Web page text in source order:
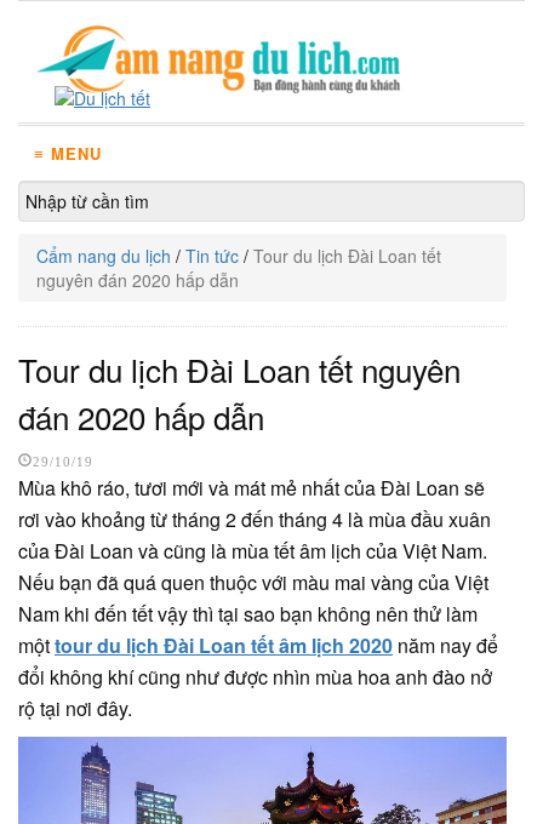
≡ MENU
Cẩm nang du lịch / Tin tức / Tour du lịch Đài Loan tết
nguyên đán 2020 hấp dẫn
Tour du lịch Đài Loan tết nguyên
đán 2020 hấp dẫn
29/10/19
Mùa khô ráo, tươi mới và mát mẻ nhất của Đài Loan sẽ
rơi vào khoảng từ tháng 2 đến tháng 4 là mùa đầu xuân
của Đài Loan và cũng là mùa tết âm lịch của Việt Nam.
Nếu bạn đã quá quen thuộc với màu mai vàng của Việt
Nam khi đến tết vậy thì tại sao bạn không nên thử làm
mộttour du lịch Đài Loan tết âm lịch 2020 năm nay để
đổi không khí cũng như được nhìn mùa hoa anh đào nở
rộ tại nơi đây.